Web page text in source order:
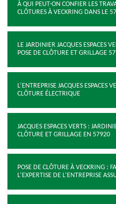
À QUI PEUT-ON CONFIER LES
CLÔTURES À VECKRING DANS LE
LE JARDINIER JACQUES ESPACES
POSE DE CLÔTURE ET GRILLAGE
L’ENTREPRISE JACQUES ESPACES
CLÔTURE ÉLECTRIQUE
JACQUES ESPACES VERTS :
CLÔTURE ET GRILLAGE EN 57920
POSE DE CLÔTURE À VECKRING :
L’EXPERTISE DE L’ENTREPRISE